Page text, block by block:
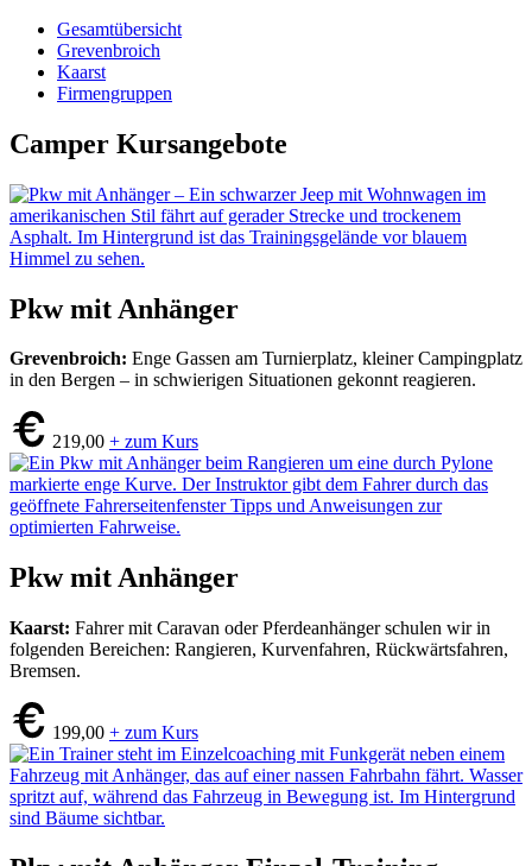
Gesamtübersicht
Grevenbroich
Kaarst
Firmengruppen
Camper Kursangebote
Pkw mit Anhänger
Grevenbroich: Enge Gassen am Turnierplatz, kleiner Campingplatz
in den Bergen – in schwierigen Situationen gekonnt reagieren.
219,00 + zum Kurs
Pkw mit Anhänger
Kaarst: Fahrer mit Caravan oder Pferdeanhänger schulen wir in
folgenden Bereichen: Rangieren, Kurvenfahren, Rückwärtsfahren,
Bremsen.
199,00 + zum Kurs